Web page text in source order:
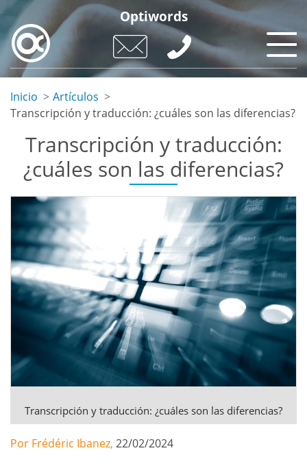
Pasar
contenido
principal
Optiwords
Inicio
Artículos
Transcripción y traducción: ¿cuáles son las diferencias?
Transcripción y traducción:
¿cuáles son las diferencias?
Transcripción y traducción: ¿cuáles son las diferencias?
Por Frédéric Ibanez, 22/02/2024